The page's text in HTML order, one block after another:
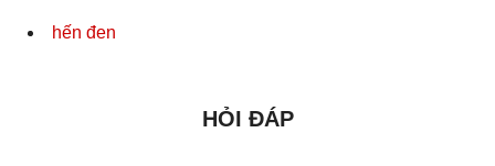
hến đen
HỎI ĐÁP